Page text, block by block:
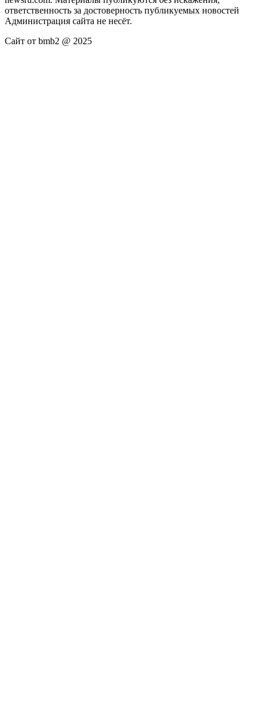
ответственность за достоверность публикуемых новостей
Администрация сайта не несёт.
Сайт от bmb2 @ 2025